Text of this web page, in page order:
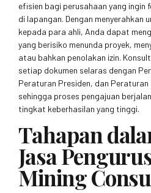
efisien bagi perusahaan yang ingin
di lapangan. Dengan menyerahkan
kepada para ahli, Anda dapat
yang berisiko menunda proyek,
atau bahkan penolakan izin.
setiap dokumen selaras dengan
Peraturan Presiden, dan Peraturan
sehingga proses pengajuan
tingkat keberhasilan yang tinggi.
Tahapan
Jasa
Mining